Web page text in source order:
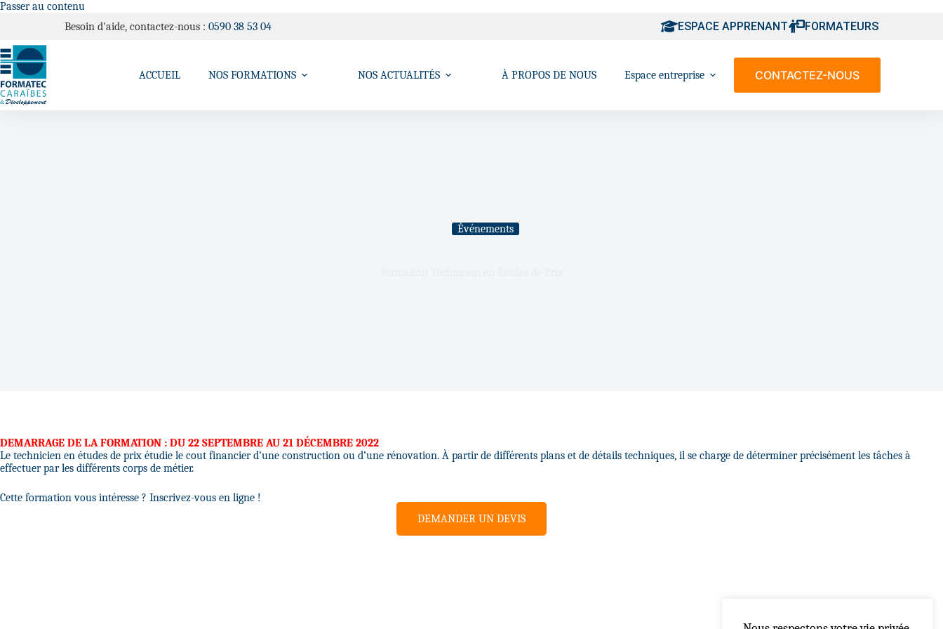
Passer au contenu
Besoin d'aide, contactez-nous : 0590 38 53 04 ESPACE APPRENANT FORMATEURS
ACCUEIL NOS FORMATIONS NOS ACTUALITÉS À PROPOS DE NOUS Espace entreprise CONTACTEZ-NOUS
Événements
DEMARRAGE DE LA FORMATION : DU 22 SEPTEMBRE AU 21 DÉCEMBRE 2022
Le technicien en études de prix étudie le cout financier d’une construction ou d’une rénovation. À partir de différents plans et de détails techniques, il se charge de déterminer précisément les tâches à
effectuer par les différents corps de métier.
Cette formation vous intéresse ? Inscrivez-vous en ligne !
DEMANDER UN DEVIS